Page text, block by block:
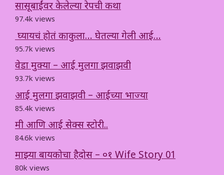
सासूबाईंवर केलेल्या रेपची कथा
97.4k views
घ्यायचं होतं काकुला… घेतल्या गेली आई…
95.7k views
वेडा मुक्या – आई मुलगा झवाझवी
93.7k views
आई मुलगा झवाझवी – आईच्या भाज्या
85.4k views
मी आणि आई सेक्स स्टोरी..
84.6k views
माझ्या बायकोचा हैदोस – ०१ Wife Story 01
80k views